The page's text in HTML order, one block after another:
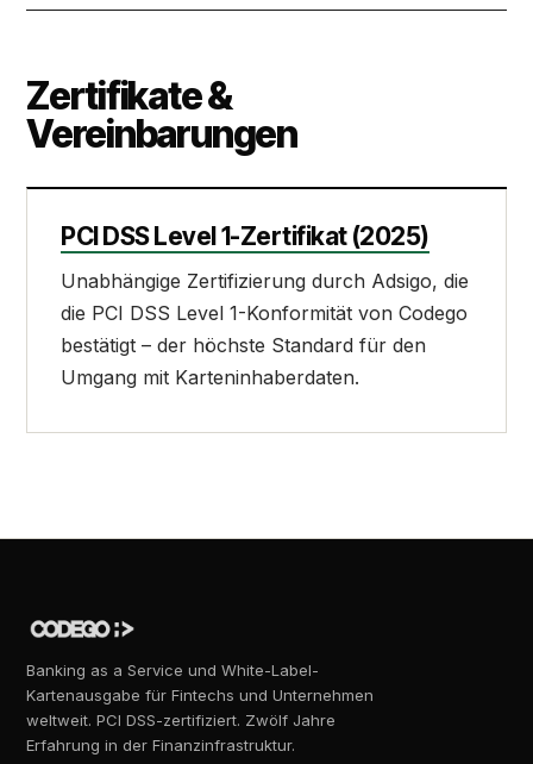
Zertifikate &
Vereinbarungen
PCI DSS Level 1-Zertifikat (2025)
Unabhängige Zertifizierung durch Adsigo, die
die PCI DSS Level 1-Konformität von Codego
bestätigt – der höchste Standard für den
Umgang mit Karteninhaberdaten.
Banking as a Service und White-Label-
Kartenausgabe für Fintechs und Unternehmen
weltweit. PCI DSS-zertifiziert. Zwölf Jahre
Erfahrung in der Finanzinfrastruktur.